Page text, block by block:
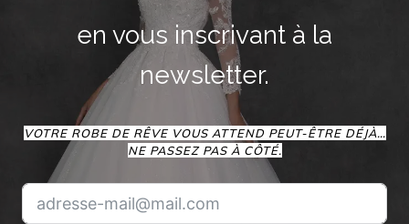
en vous inscrivant à la
newsletter.
VOTRE ROBE DE RÊVE VOUS ATTEND PEUT-ÊTRE DÉJÀ…
NE PASSEZ PAS À CÔTÉ.